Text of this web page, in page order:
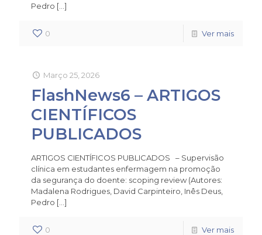
Pedro […]
0 Ver mais
Março 25, 2026
FlashNews6 – ARTIGOS
CIENTÍFICOS
PUBLICADOS
ARTIGOS CIENTÍFICOS PUBLICADOS – Supervisão
clínica em estudantes enfermagem na promoção
da segurança do doente: scoping review (Autores:
Madalena Rodrigues, David Carpinteiro, Inês Deus,
Pedro […]
0 Ver mais